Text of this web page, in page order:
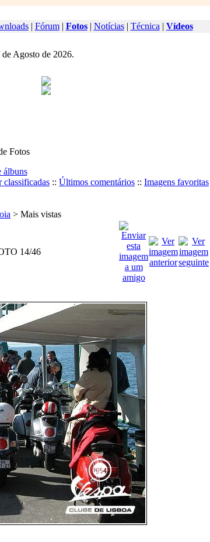
| Fórum| Fotos| Notícias| Técnica | Vídeos
Agosto de 2026.
Fotos
álbuns
classificadas :: Últimos comentários :: Imagens favoritas
> Mais vistas
14/46